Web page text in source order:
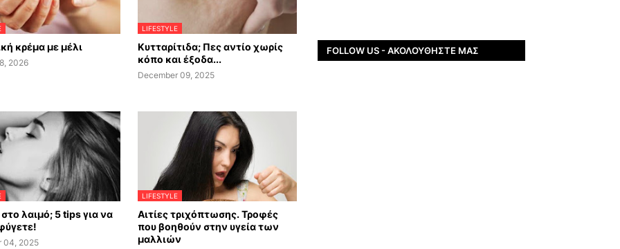
κρέμα με μέλι
2026
LIFESTYLE
Κυτταρίτιδα; Πες αντίο χωρίς
κόπο και έξοδα...
December 09, 2025
στο λαιμό; 5 tips για να
04, 2025
LIFESTYLE
Αιτίες τριχόπτωσης. Τροφές
που βοηθούν στην υγεία των
μαλλιών
FOLLOW US - ΑΚΟΛΟΥΘΉΣΤΕ ΜΑΣ